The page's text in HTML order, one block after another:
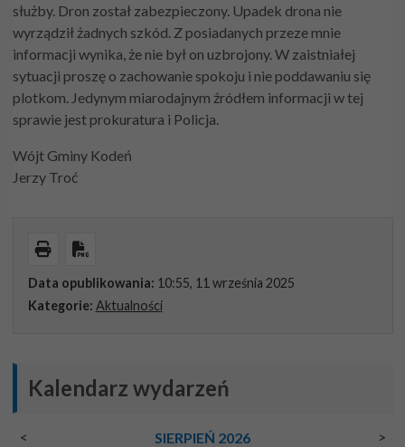
służby. Dron został zabezpieczony. Upadek drona nie
wyrządził żadnych szkód. Z posiadanych przeze mnie
informacji wynika, że nie był on uzbrojony. W zaistniałej
sytuacji proszę o zachowanie spokoju i nie poddawaniu się
plotkom. Jedynym miarodajnym źródłem informacji w tej
sprawie jest prokuratura i Policja.
Wójt Gminy Kodeń
Jerzy Troć
WydrukujPobierz PDF
Data opublikowania: 10:55, 11 września 2025
Kategorie: Aktualności
Kalendarz wydarzeń
SIERPIEŃ 2026
< >